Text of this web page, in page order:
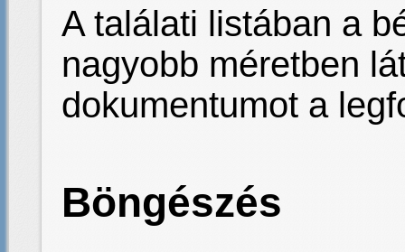
A találati listában a
nagyobb méretben
dokumentumot a
Böngészés